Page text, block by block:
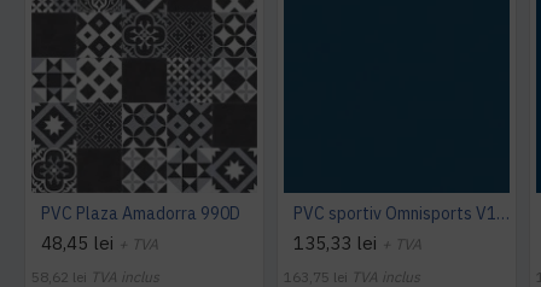
PVC Plaza Amadorra 990D
48,45 lei + TVA
58,62 lei TVA inclus
PVC sportiv Omnisports V120 albastru Night Blue
135,33 lei + TVA
163,75 lei TVA inclus